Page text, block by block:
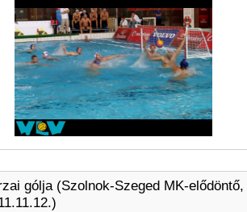
gólja (Szolnok-Szeged MK-elődöntő,